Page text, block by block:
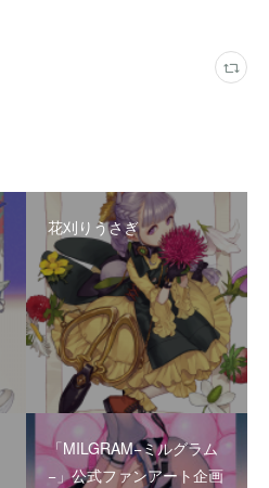
花刈りうさぎ
「MILGRAM−ミルグラム
−」公式ファンアート企画